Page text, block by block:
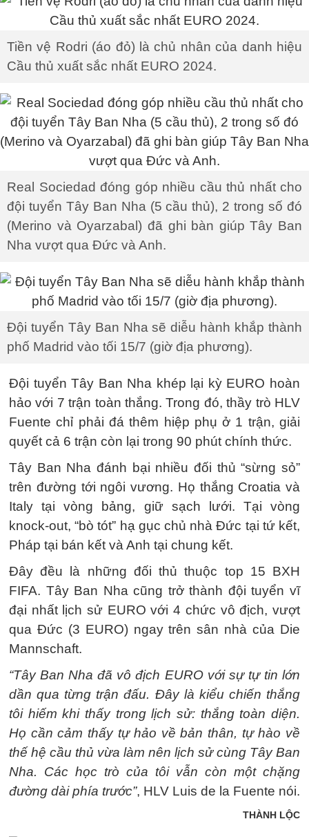
Tiền vệ Rodri (áo đỏ) là chủ nhân của danh hiệu
Cầu thủ xuất sắc nhất EURO 2024.
Real Sociedad đóng góp nhiều cầu thủ nhất cho
đội tuyển Tây Ban Nha (5 cầu thủ), 2 trong số đó
(Merino và Oyarzabal) đã ghi bàn giúp Tây Ban
Nha vượt qua Đức và Anh.
Đội tuyển Tây Ban Nha sẽ diễu hành khắp thành
phố Madrid vào tối 15/7 (giờ địa phương).
Đội tuyển Tây Ban Nha khép lại kỳ EURO hoàn
hảo với 7 trận toàn thắng. Trong đó, thầy trò HLV
Fuente chỉ phải đá thêm hiệp phụ ở 1 trận, giải
quyết cả 6 trận còn lại trong 90 phút chính thức.
Tây Ban Nha đánh bại nhiều đối thủ “sừng sỏ”
trên đường tới ngôi vương. Họ thắng Croatia và
Italy tại vòng bảng, giữ sạch lưới. Tại vòng
knock-out, “bò tót” hạ gục chủ nhà Đức tại tứ kết,
Pháp tại bán kết và Anh tại chung kết.
Đây đều là những đối thủ thuộc top 15 BXH
FIFA. Tây Ban Nha cũng trở thành đội tuyển vĩ
đại nhất lịch sử EURO với 4 chức vô địch, vượt
qua Đức (3 EURO) ngay trên sân nhà của Die
Mannschaft.
“Tây Ban Nha đã vô địch EURO với sự tự tin lớn
dần qua từng trận đấu. Đây là kiểu chiến thắng
tôi hiếm khi thấy trong lịch sử: thắng toàn diện.
Họ cần cảm thấy tự hảo về bản thân, tự hào về
thế hệ cầu thủ vừa làm nên lịch sử cùng Tây Ban
Nha. Các học trò của tôi vẫn còn một chặng
đường dài phía trước”, HLV Luis de la Fuente nói.
THÀNH LỘC